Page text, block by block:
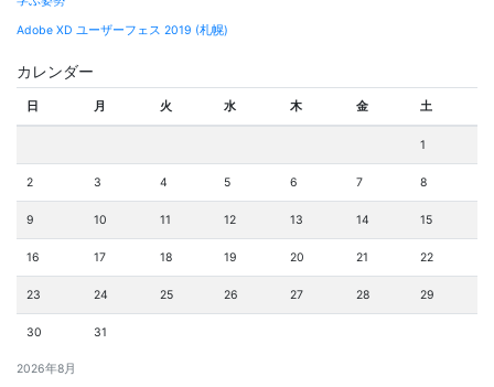
Adobe XD ユーザーフェス 2019 (札幌)
カレンダー
2026年8月
日 月 火 水 木 金 土
1
2 3 4 5 6 7 8
9 10 11 12 13 14 15
16 17 18 19 20 21 22
23 24 25 26 27 28 29
30 31